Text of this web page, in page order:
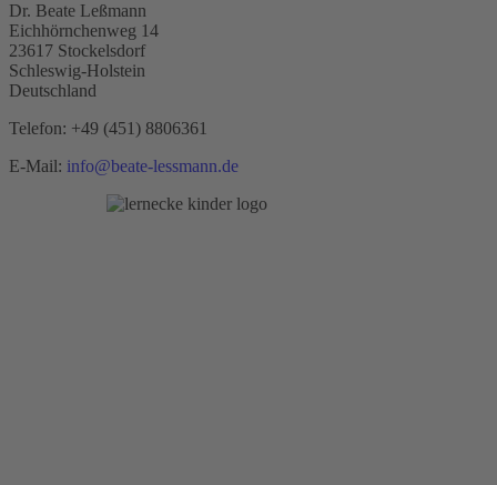
Dr. Beate Leßmann
Eichhörnchenweg 14
23617 Stockelsdorf
Schleswig-Holstein
Deutschland
Telefon: +49 (451) 8806361
E-Mail: info@beate-lessmann.de